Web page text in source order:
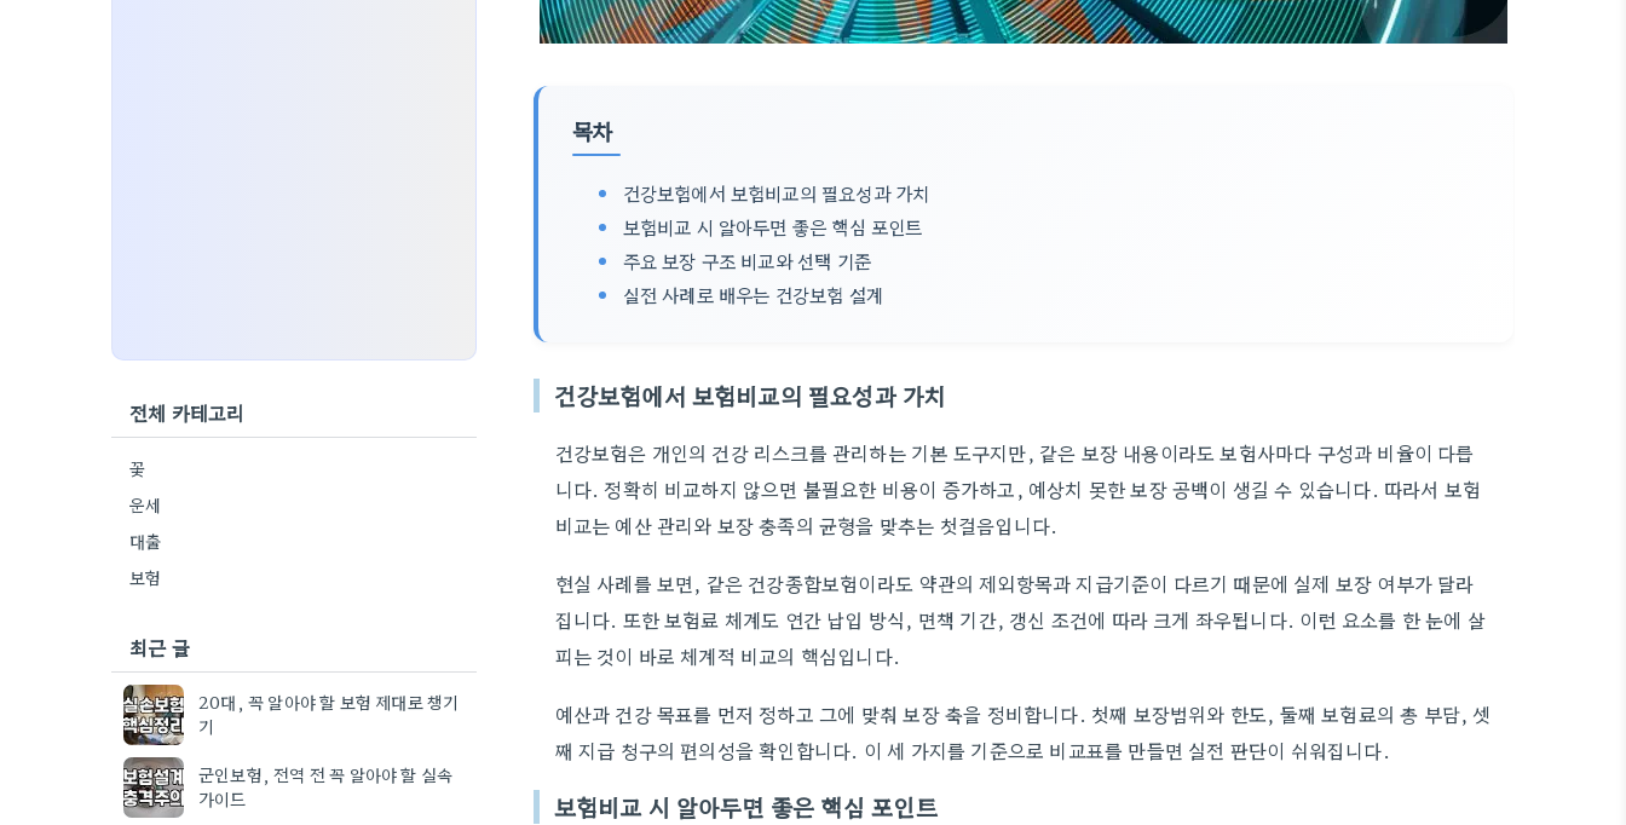
목차
건강보험에서 보험비교의 필요성과 가치
보험비교 시 알아두면 좋은 핵심 포인트
주요 보장 구조 비교와 선택 기준
실전 사례로 배우는 건강보험 설계
건강보험에서 보험비교의 필요성과 가치
건강보험은 개인의 건강 리스크를 관리하는 기본 도구지만, 같은 보장 내용이라도 보험사마다 구성과 비율이 다릅
니다. 정확히 비교하지 않으면 불필요한 비용이 증가하고, 예상치 못한 보장 공백이 생길 수 있습니다. 따라서 보험
비교는 예산 관리와 보장 충족의 균형을 맞추는 첫걸음입니다.
현실 사례를 보면, 같은 건강종합보험이라도 약관의 제외항목과 지급기준이 다르기 때문에 실제 보장 여부가 달라
집니다. 또한 보험료 체계도 연간 납입 방식, 면책 기간, 갱신 조건에 따라 크게 좌우됩니다. 이런 요소를 한 눈에 살
피는 것이 바로 체계적 비교의 핵심입니다.
예산과 건강 목표를 먼저 정하고 그에 맞춰 보장 축을 정비합니다. 첫째 보장범위와 한도, 둘째 보험료의 총 부담, 셋
째 지급 청구의 편의성을 확인합니다. 이 세 가지를 기준으로 비교표를 만들면 실전 판단이 쉬워집니다.
보험비교 시 알아두면 좋은 핵심 포인트
전체 카테고리
꽃
운세
대출
보험
최근 글
20대, 꼭 알아야 할 보험 제대로 챙기
기
군인보험, 전역 전 꼭 알아야 할 실속
가이드